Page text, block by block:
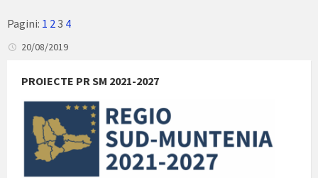
Pagini: 1 2 3 4
20/08/2019
PROIECTE PR SM 2021-2027